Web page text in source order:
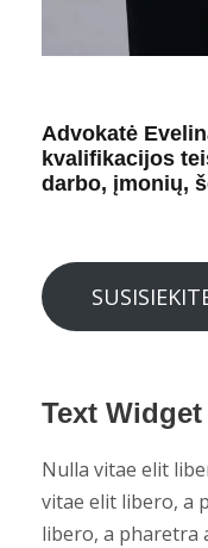
Advokatė
kvalifikacijos
darbo, įmonių,
Text Widget
Nulla vitae elit
vitae elit libero, a
libero, a pharetra